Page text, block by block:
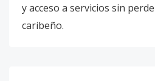
y acceso a servicios sin
caribeño.